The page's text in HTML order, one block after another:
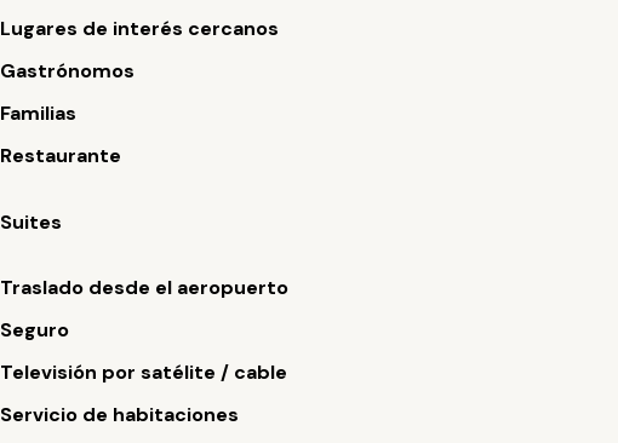
Lugares de interés cercanos
Gastrónomos
Familias
Restaurante
Suites
Traslado desde el aeropuerto
Seguro
Televisión por satélite / cable
Servicio de habitaciones